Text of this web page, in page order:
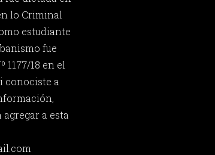
lo Criminal
estudiante
fue
18 en el
conociste a
a esta